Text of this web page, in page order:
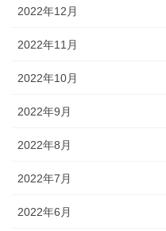
2022年12月
2022年11月
2022年10月
2022年9月
2022年8月
2022年7月
2022年6月